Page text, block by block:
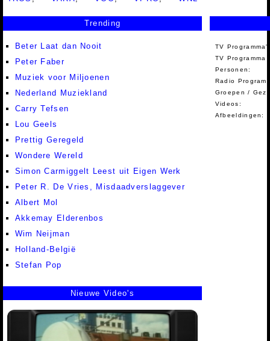
Trending
Beter Laat dan Nooit
Peter Faber
Muziek voor Miljoenen
Nederland Muziekland
Carry Tefsen
Lou Geels
Prettig Geregeld
Wondere Wereld
Simon Carmiggelt Leest uit Eigen Werk
Peter R. De Vries, Misdaadverslaggever
Albert Mol
Akkemay Elderenbos
Wim Neijman
Holland-België
Stefan Pop
TV
TV Programma
Personen:
Radio
Groepen /
Videos:
Afbeeldingen:
Nieuwe Video's